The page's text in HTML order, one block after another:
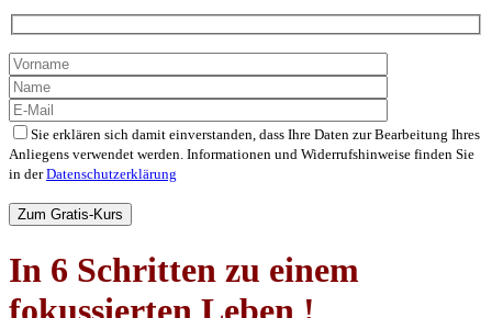
Sie erklären sich damit einverstanden, dass Ihre Daten zur Bearbeitung Ihres
Anliegens verwendet werden. Informationen und Widerrufshinweise finden Sie
in derDatenschutzerklärung
lasse
leer.
In 6 Schritten zu einem
fokussierten Leben !